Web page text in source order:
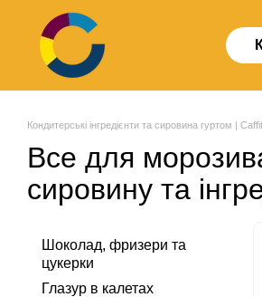
Перейти до основного контенту
Кондитерські інгредієнти та сировина гуртом |
Все для
сировину та
Шоколад, фризери та
цукерки
Глазур в калетах